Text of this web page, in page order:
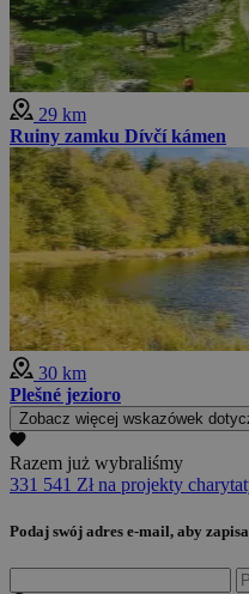
29 km
Ruiny zamku Dívčí kámen
30 km
Plešné jezioro
Zobacz więcej wskazówek
Razem już wybraliśmy
331 541 Zł na projekty
Podaj swój adres e-mail, aby